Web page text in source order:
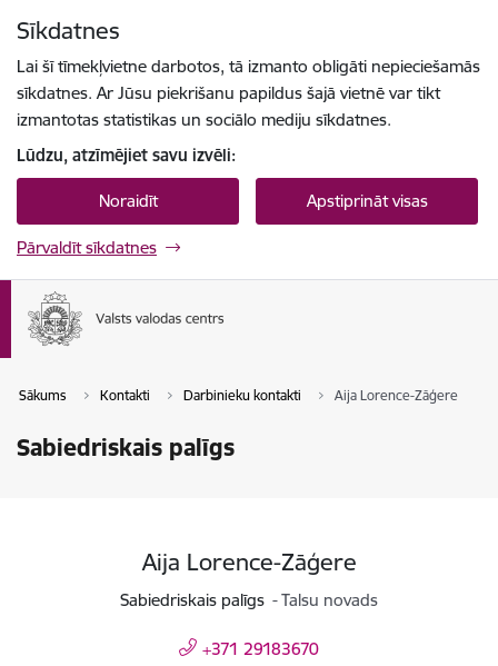
Sīkdatnes
Lai šī tīmekļvietne darbotos, tā izmanto obligāti nepieciešamās
sīkdatnes. Ar Jūsu piekrišanu papildus šajā vietnē var tikt
izmantotas statistikas un sociālo mediju sīkdatnes.
Lūdzu, atzīmējiet savu izvēli:
Noraidīt Apstiprināt visas
Pārvaldīt sīkdatnes
Sākums Kontakti Darbinieku kontakti Aija Lorence-Zāģere
Sabiedriskais palīgs
Aija Lorence-Zāģere
Sabiedriskais palīgs Talsu novads
+371 29183670